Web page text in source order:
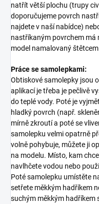
natřít větší plochu (trupy
doporučujeme povrch
najdete v naší nabídce)
nastříkaným povrchem má
model namalovaný
Práce se samolepkami:
Obtiskové samolepky jsou
aplikací je třeba je pečlivě
do teplé vody. Poté je
hladký povrch (např.
mírně zkroutí a poté se
samolepku velmi opatrně
volně pohybuje, můžete ji
na modelu. Místo, kam
navlhčete vodou nebo
Poté samolepku umístěte
setřete měkkým hadříkem
suchým měkkým hadříkem